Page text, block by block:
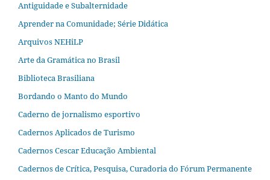
Antiguidade e Subalternidade
Aprender na Comunidade; Série Didática
Arquivos NEHiLP
Arte da Gramática no Brasil
Biblioteca Brasiliana
Bordando o Manto do Mundo
Caderno de jornalismo esportivo
Cadernos Aplicados de Turismo
Cadernos Cescar Educação Ambiental
Cadernos de Crítica, Pesquisa, Curadoria do Fórum Permanente